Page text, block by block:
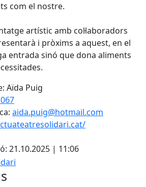
com el nostre.
artístic amb col·laboradors
i pròxims a aquest, en el
entrada sinó que dona aliments
Aïda Puig
aida.puig@hotmail.com
21.10.2025 | 11:06